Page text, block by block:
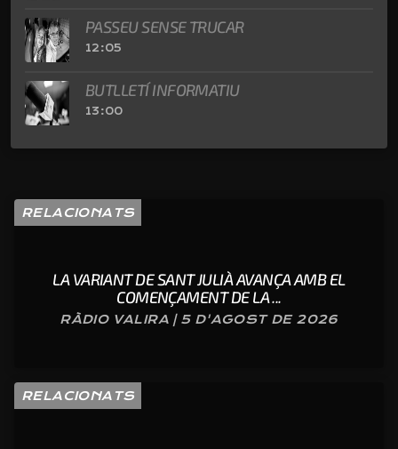
PASSEU SENSE TRUCAR
12:05
BUTLLETÍ INFORMATIU
13:00
RELACIONATS
LA VARIANT DE SANT JULIÀ AVANÇA AMB EL
COMENÇAMENT DE LA ...
RÀDIO VALIRA | 5 D'AGOST DE 2026
RELACIONATS